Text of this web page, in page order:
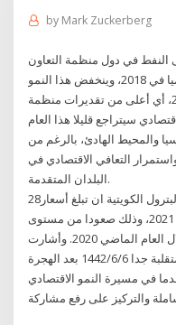
by Mark Zuckerberg
النفط في دول منظمة التعاون
الاقتصادي والتنمية نحو 355 ألف برميل يوميا في 2018، وينخفض هذا النمو
إلى 285 ألف برميل يوميا في عام 2019، أي أعلى من تقديرات منظمة
سيتراجع قليلا هذا العام
والمحيط الهادئ، بالرغم من
التعافي الاقتصادي في
البلدان المتقدمة.
28‏‏/5‏‏/1442 بعد الهجرة توقعت مؤسسة البترول الكويتية ان تبلغ أسعار
النفط الكويتي 33 دولارا خلال العام الحالي 2021، وذلك صعودا من مستوى
30 دولارا سجله خام التصدير الكويتي خلال العام الماضي 2020. وأشارت
المؤسسة، إلى أن أوضاع أسواق النفط متقلبة جدا 6‏‏/6‏‏/1442 بعد الهجرة
في مسيرة النمو الاقتصادي
والتركيز على رفع مشاركة